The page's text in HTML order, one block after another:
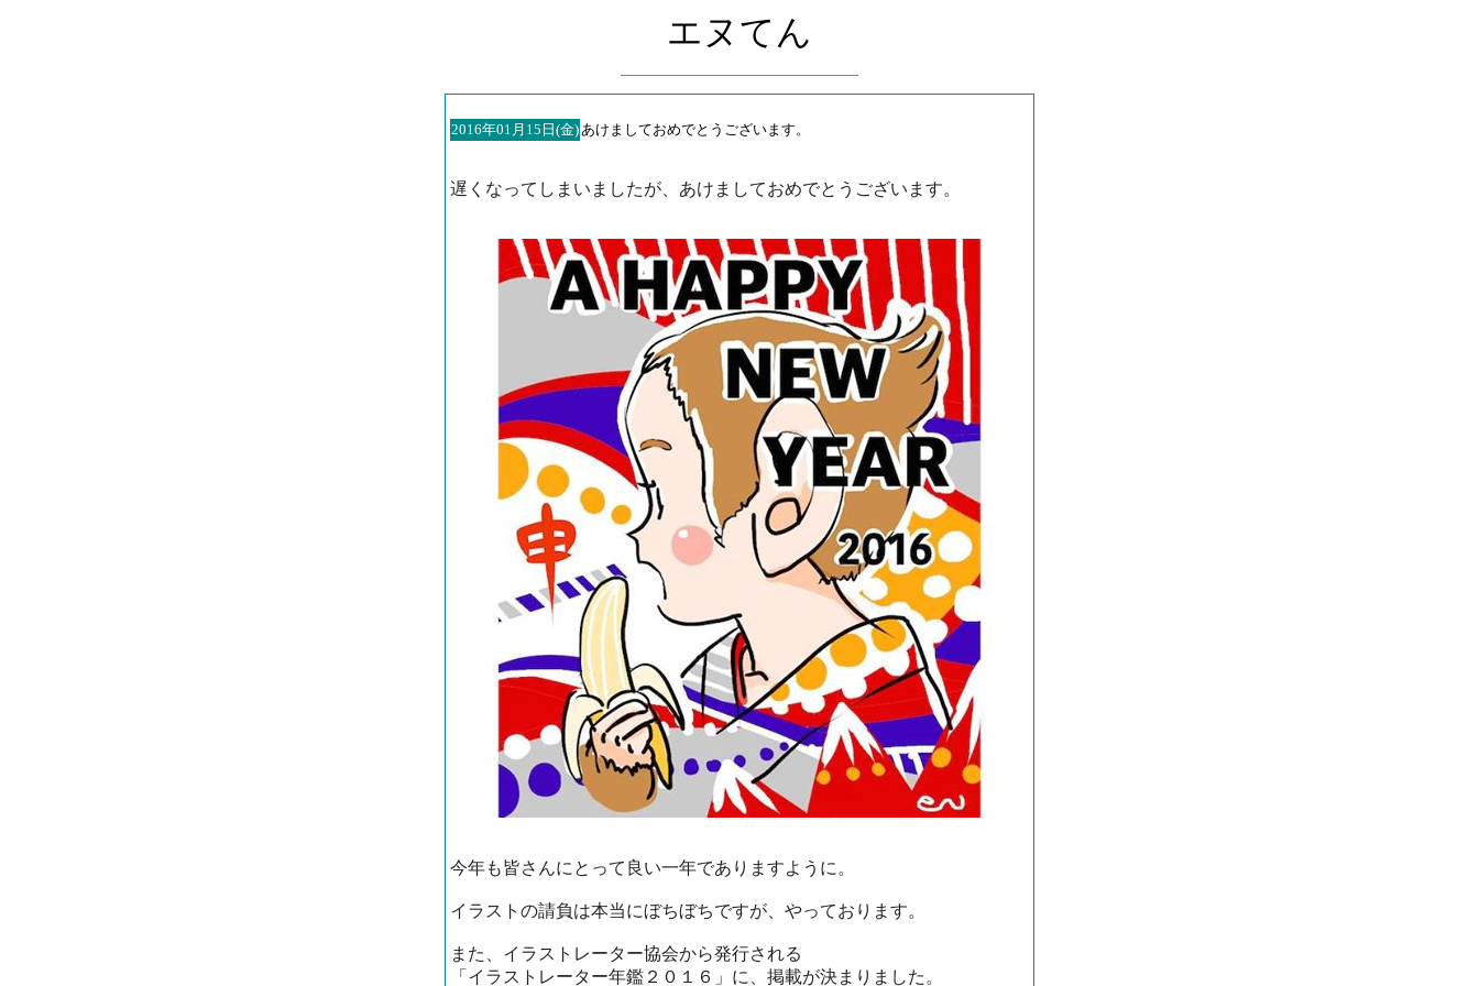
エヌてん
2016年01月15日(金)あけましておめでとうございます。
遅くなってしまいましたが、あけましておめでとうございます。
今年も皆さんにとって良い一年でありますように。
イラストの請負は本当にぼちぼちですが、やっております。
また、イラストレーター協会から発行される
「イラストレーター年鑑２０１６」に、掲載が決まりました。